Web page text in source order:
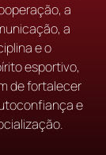
a
a
e o
esportivo,
de fortalecer
e